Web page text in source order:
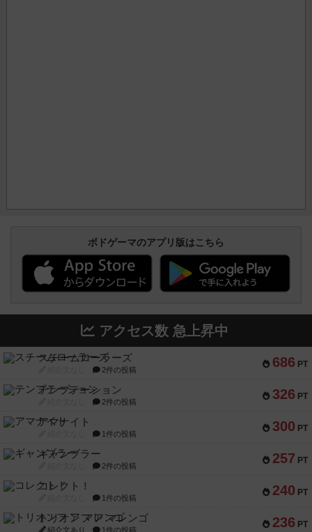
ボドゲーマのアプリ版はこちら
アクセス数 急上昇中
686 PT
スチームローラーズ
2件の投稿
326 PT
テンプテーション
2件の投稿
300 PT
アマナイト
1件の投稿
257 PT
ギャンブラー
2件の投稿
240 PT
コレクト！
1件の投稿
236 PT
トリオンフ ア マレンゴ
紹介文あり 1件の投稿